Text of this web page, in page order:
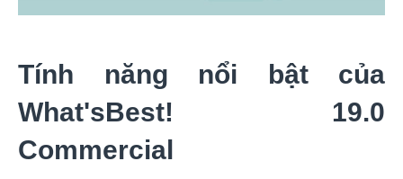
Tính năng nổi bật của
What'sBest! 19.0
Commercial